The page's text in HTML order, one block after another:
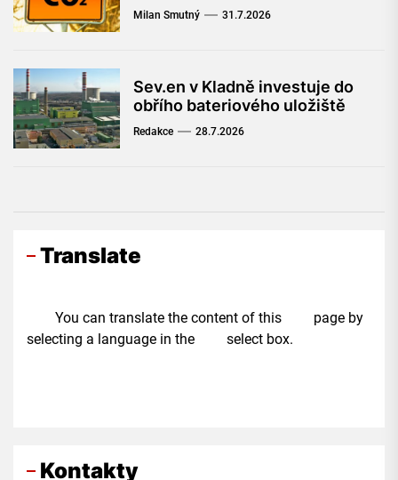
Milan Smutný 31.7.2026
Sev.en v Kladně investuje do
obřího bateriového uložiště
Redakce 28.7.2026
Translate
You can translate the content of this page by
selecting a language in the select box.
Kontakty